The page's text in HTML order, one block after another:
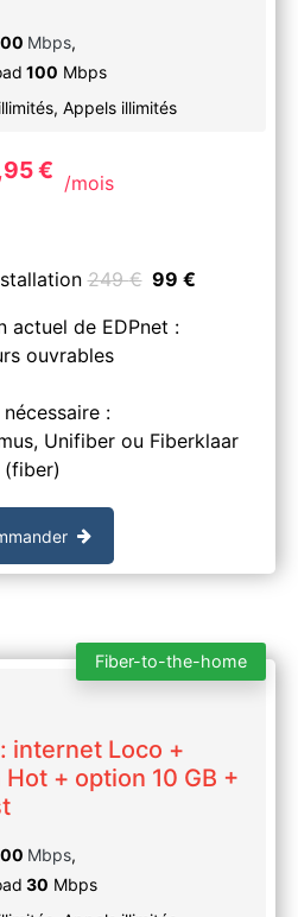
Mbps,
100 Mbps
illimités, Appels illimités
€ /mois
249€ 99 €
actuel de EDPnet :
ouvrables
nécessaire :
Unifiber ou Fiberklaar
(fiber)
Fiber-to-the-home
internet Loco +
+ option 10 GB +
Mbps,
30 Mbps